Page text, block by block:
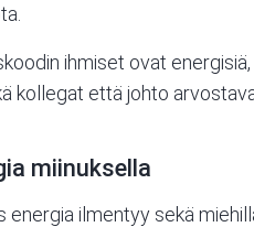
ihmiset ovat
kollegat että johto
miinuksella
ilmentyy sekä